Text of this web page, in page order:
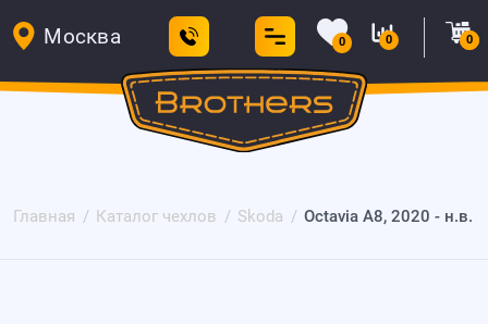
Москва 0 0 0
Главная Каталог чехлов Skoda Octavia A8, 2020 - н.в.